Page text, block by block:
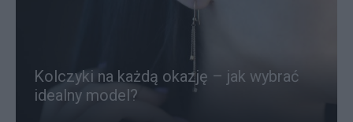
Kolczyki na każdą okazję – jak wybrać
idealny model?